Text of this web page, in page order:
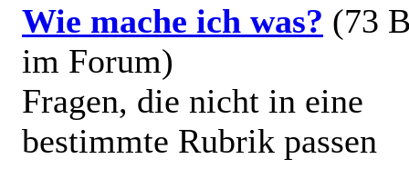
Wie mache ich was? (73
im Forum)
Fragen, die nicht in eine
bestimmte Rubrik passen